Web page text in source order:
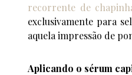
recorrente de
exclusivamente para
aquela impressão de
Aplicando o sérum